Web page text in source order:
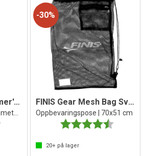
FINIS Original Swimmer's Snorkel sr
Gul frontsnorkel til svømmeteknikk
4.7 av 5 mulige
30%
FINIS Gear Mesh Bag Svømmebag
Oppbevaringspose | 70x51 cm
Karakter:
20+på lager